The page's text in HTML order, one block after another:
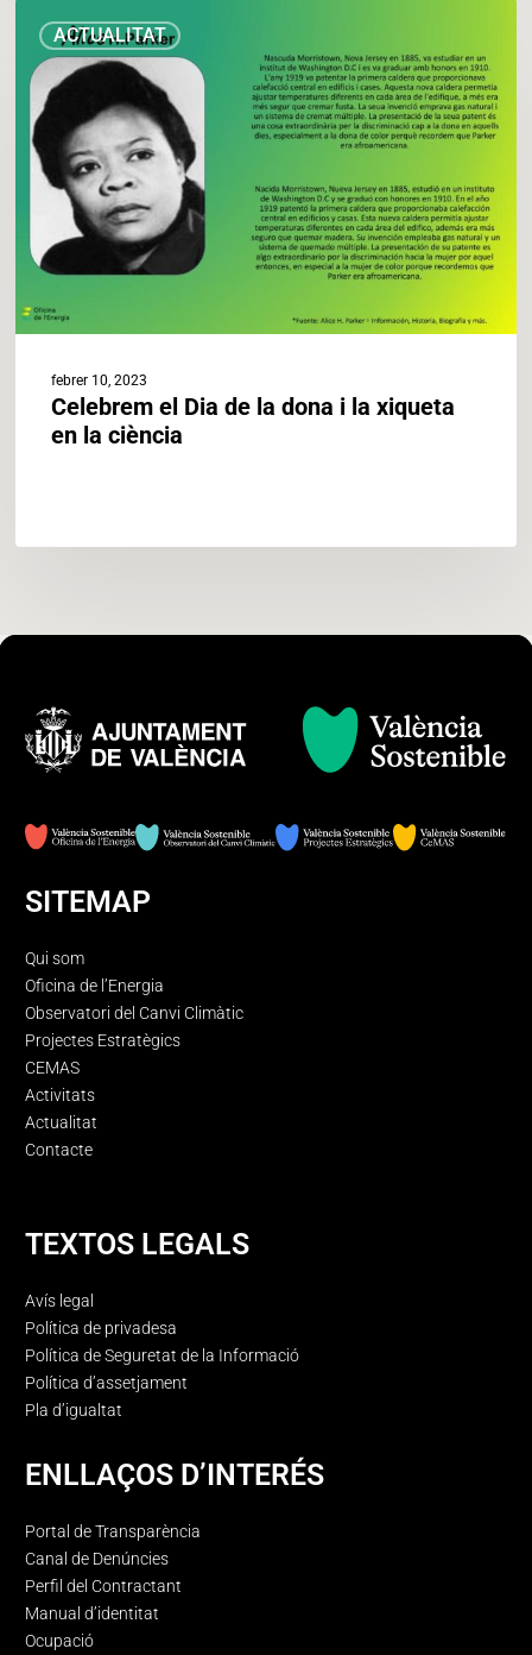
ACTUALITAT
Dia
dona
en
ciència
febrer 10, 2023
Celebrem el Dia de la dona i la xiqueta
en la ciència
SITEMAP
Qui som
Oficina de l’Energia
Observatori del Canvi Climàtic
Projectes Estratègics
CEMAS
Activitats
Actualitat
Contacte
TEXTOS LEGALS
Avís legal
Política de privadesa
Política de Seguretat de la Informació
Política d’assetjament
Pla d’igualtat
ENLLAÇOS D’INTERÉS
Portal de Transparència
Canal de Denúncies
Perfil del Contractant
Manual d’identitat
Ocupació